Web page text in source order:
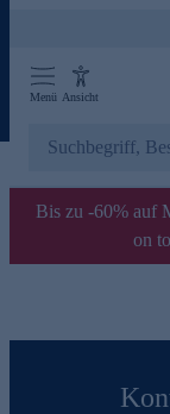
Menü Ansicht
Bis zu -60% auf
on